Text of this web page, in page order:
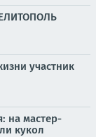
участник
на мастер-
кукол